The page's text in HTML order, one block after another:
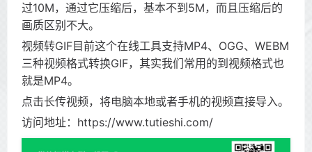
过10M，通过它压缩后，基本不到5M，而且压缩后的
画质区别不大。
视频转GIF目前这个在线工具支持MP4、OGG、WEBM
三种视频格式转换GIF，其实我们常用的到视频格式也
就是MP4。
点击长传视频，将电脑本地或者手机的视频直接导入。
访问地址：https://www.tutieshi.com/